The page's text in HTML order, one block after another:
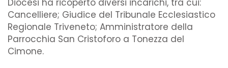
Diocesi ha ricoperto diversi incarichi, tra cui:
Cancelliere; Giudice del Tribunale Ecclesiastico
Regionale Triveneto; Amministratore della
Parrocchia San Cristoforo a Tonezza del
Cimone.